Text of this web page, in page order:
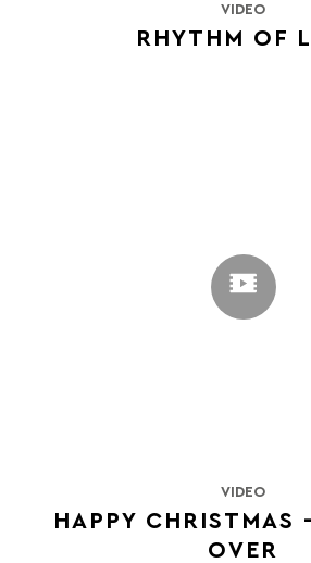
VIDEO
RHYTHM OF
VIDEO
HAPPY CHRISTMAS
OVER